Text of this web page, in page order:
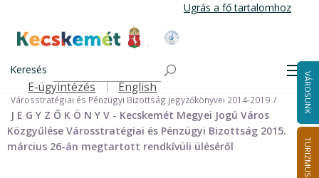
tartalomra
Ugrás a fő tartalomhoz
Kecskemét Város Honlapja
Keresés
Felső navigáció
E-ügyintézés English VÁROSUNK
TURIZMUS
Önkormányzat
Bizottságok 2014-2024
Városstratégiai és Pénzügyi Bizottság 2014-2024
Városstratégiai és Pénzügyi Bizottság jegyzőkönyvei 2014-2019
J E G Y Z Ő K Ö N Y V - Kecskemét Megyei Jogú Város
Közgyűlése Városstratégiai és Pénzügyi Bizottság 2015.
március 26-án megtartott rendkívüli üléséről